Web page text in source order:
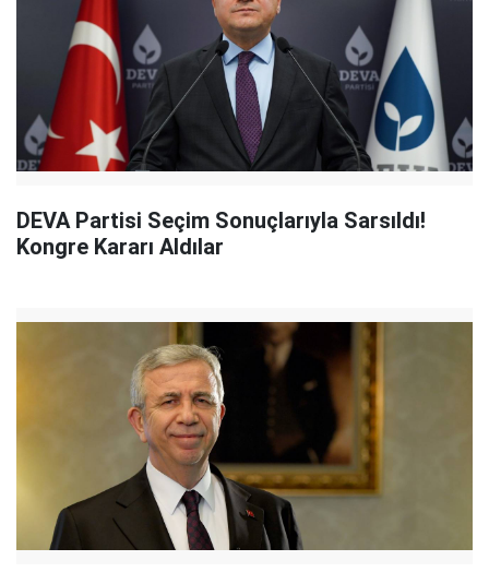
DEVA Partisi Seçim Sonuçlarıyla Sarsıldı!
Kongre Kararı Aldılar